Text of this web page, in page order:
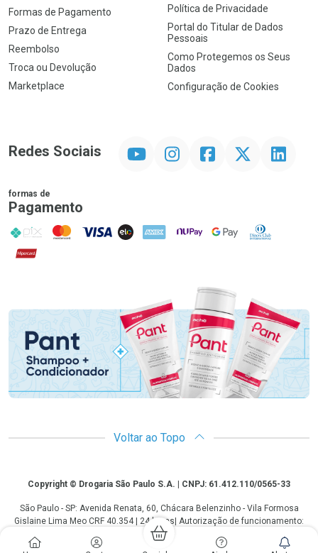
Formas de Pagamento
Prazo de Entrega
Reembolso
Troca ou Devolução
Marketplace
Política de Privacidade
Portal do Titular de Dados
Pessoais
Como Protegemos os Seus
Dados
Configuração de Cookies
Redes Sociais InstagramFacebookTwitter Linkedin
formas de
Pagamento
PIX MasterCard
VISA ELO AMEX NuPay Google PayDiners Club
Hipercard
Voltar ao Topo
CopyrightCopyright © Drogaria São Paulo S.A. | CNPJ: 61.412.110/0565-33
São Paulo - SP: Avenida Renata, 60, Chácara Belenzinho - Vila Formosa
Gislaine Lima Meo CRF 40.354 | 24 horas| Autorização de funcionamento:
Processo: 2531.559767/2014-90 Autorização/MS: 7.31847.3 | As
informações contidas neste site, como promoções e ofertas de remédios e